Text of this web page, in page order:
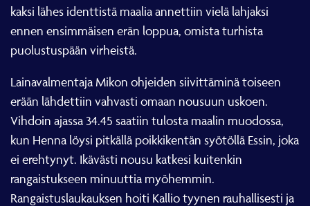
kaksi lähes identtistä maalia annettiin vielä lahjaksi
ennen ensimmäisen erän loppua, omista turhista
puolustuspään virheistä.
Lainavalmentaja Mikon ohjeiden siivittäminä toiseen
erään lähdettiin vahvasti omaan nousuun uskoen.
Vihdoin ajassa 34.45 saatiin tulosta maalin muodossa,
kun Henna löysi pitkällä poikkikentän syötöllä Essin, joka
ei erehtynyt. Ikävästi nousu katkesi kuitenkin
rangaistukseen minuuttia myöhemmin.
Rangaistuslaukauksen hoiti Kallio tyynen rauhallisesti ja